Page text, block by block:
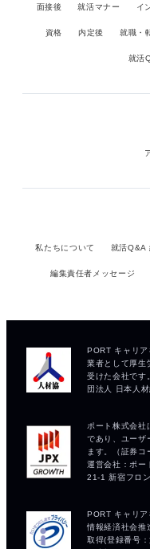
面接後 就活マナー イ
資格 内定後 就職・
就活
私たちについて 就活Q&A
編集責任者メッセージ